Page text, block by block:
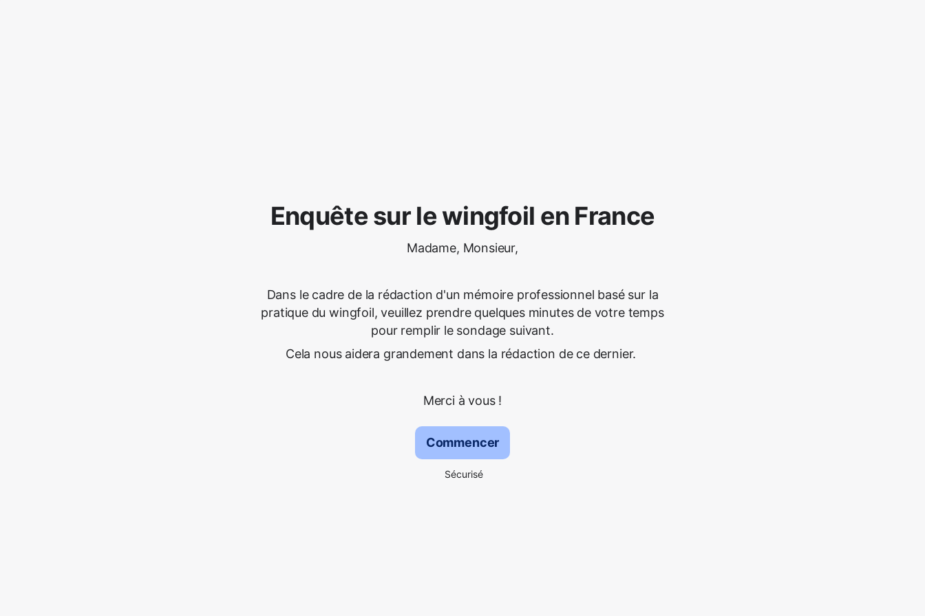
Enquête sur le wingfoil en France
Madame, Monsieur,
Dans le cadre de la rédaction d'un mémoire professionnel basé sur la
pratique du wingfoil, veuillez prendre quelques minutes de votre temps
pour remplir le sondage suivant.
Cela nous aidera grandement dans la rédaction de ce dernier.
Merci à vous !
Commencer
Sécurisé